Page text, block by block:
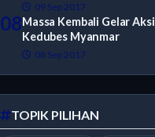
09 Sep 2017
08Massa Kembali Gelar
Kedubes Myanmar
08 Sep 2017
TOPIK PILIHAN